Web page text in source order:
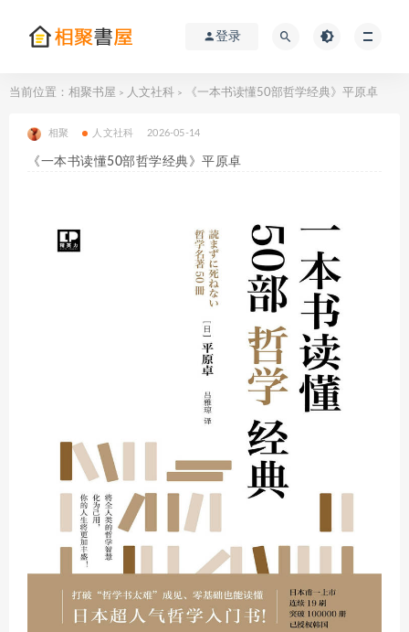
登录
当前位置： 相聚书屋 > 人文社科 > 《一本书读懂50部哲学经典》平原卓
相聚 人文社科 2026-05-14
《一本书读懂50部哲学经典》平原卓